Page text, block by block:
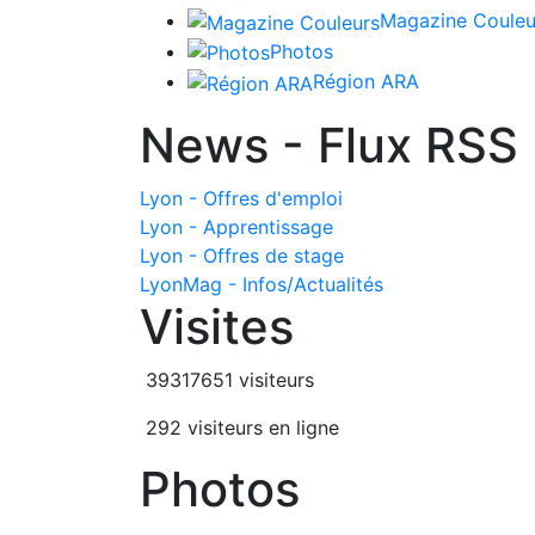
Magazine
Photos
Région ARA
News - Flux RSS
Lyon - Offres d'emploi
Lyon - Apprentissage
Lyon - Offres de stage
LyonMag - Infos/Actualités
Visites
39317651 visiteurs
292 visiteurs en ligne
Photos